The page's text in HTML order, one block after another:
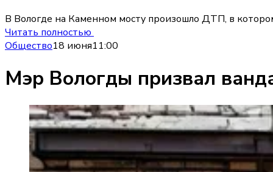
В Вологде на Каменном мосту произошло ДТП, в
Читать полностью
Общество18 июня11:00
Мэр Вологды призвал